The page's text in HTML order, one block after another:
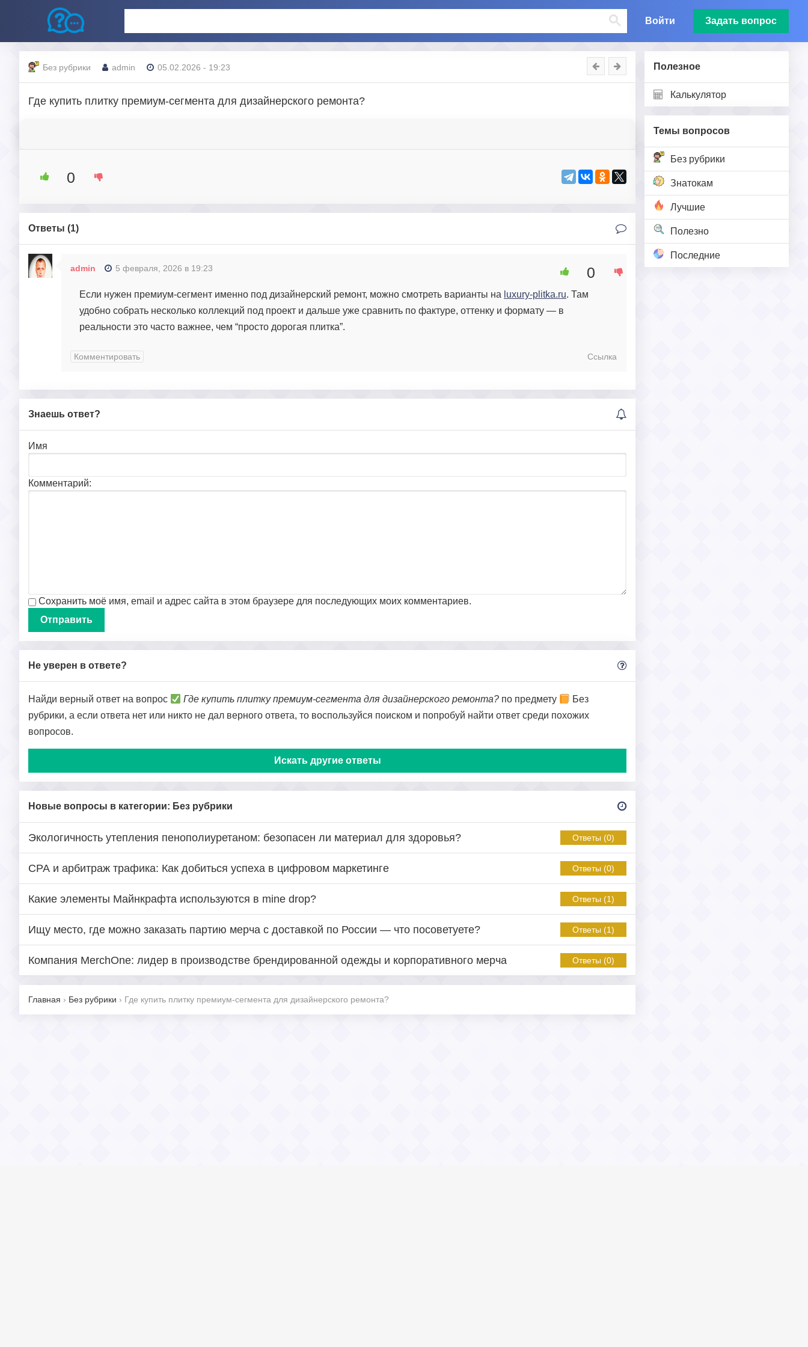
Войти Задать вопрос
Полезное
Калькулятор
Темы вопросов
Без рубрики
Знатокам
Лучшие
Полезно
Последние
Без рубрики admin 05.02.2026 - 19:23
Где купить плитку премиум-сегмента для дизайнерского ремонта?
0
Ответы (1)
admin 5 февраля, 2026 в 19:23
Если нужен премиум-сегмент именно под дизайнерский ремонт, можно смотреть варианты на luxury-plitka.ru. Там
удобно собрать несколько коллекций под проект и дальше уже сравнить по фактуре, оттенку и формату — в
реальности это часто важнее, чем “просто дорогая плитка”.
0
Комментировать Ссылка
Знаешь ответ?
Имя
Комментарий:
Сохранить моё имя, email и адрес сайта в этом браузере для последующих моих комментариев.
Не уверен в ответе?
Найди верный ответ на вопрос Где купить плитку премиум-сегмента для дизайнерского ремонта? по предмету
Без
рубрики, а если ответа нет или никто не дал верного ответа, то воспользуйся поиском и попробуй найти ответ среди похожих
вопросов.
Искать другие ответы
Новые вопросы в категории: Без рубрики
Экологичность утепления пенополиуретаном: безопасен ли материал для здоровья? Ответы (0)
СРА и арбитраж трафика: Как добиться успеха в цифровом маркетинге Ответы (0)
Какие элементы Майнкрафта используются в mine drop? Ответы (1)
Ищу место, где можно заказать партию мерча с доставкой по России — что посоветуете? Ответы (1)
Компания MerchOne: лидер в производстве брендированной одежды и корпоративного мерча Ответы (0)
Главная › Без рубрики › Где купить плитку премиум-сегмента для дизайнерского ремонта?